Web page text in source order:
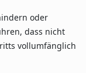
oder
dass nicht
vollumfänglich